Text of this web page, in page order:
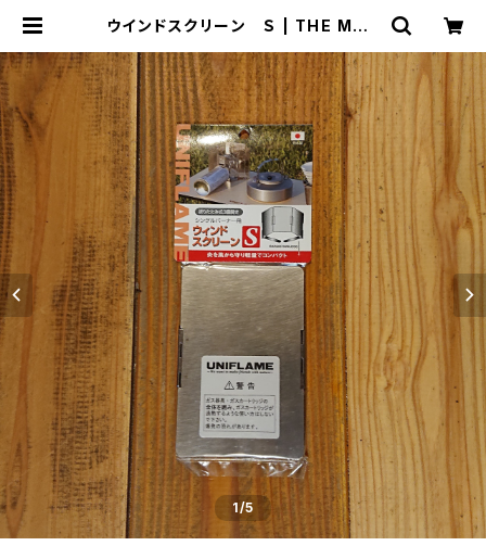
ウインドスクリーン Ｓ | THE MAN
1/5